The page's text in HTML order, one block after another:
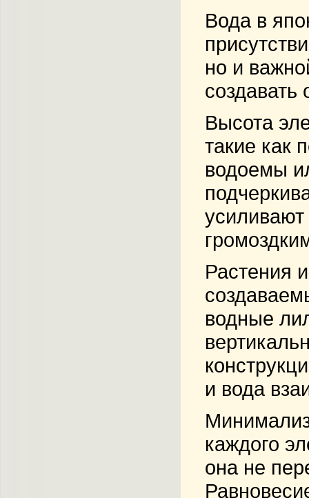
Вода в
но и
Высота
такие как
водоемы
Растения
водные
и вода
каждого
она не